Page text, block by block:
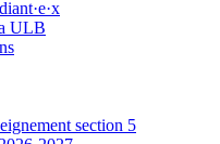
ULB
section 5